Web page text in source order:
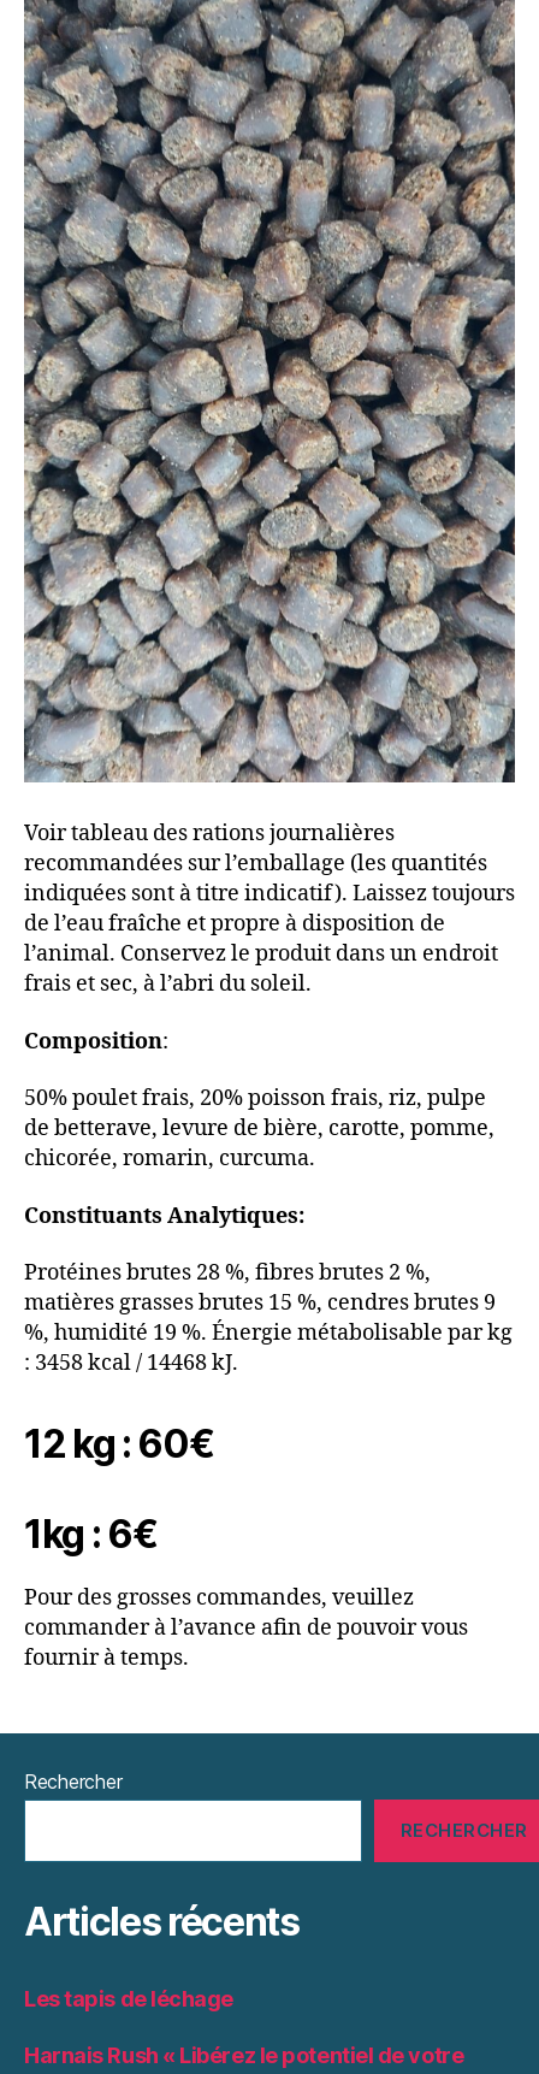
Voir tableau des rations journalières
recommandées sur l’emballage (les quantités
indiquées sont à titre indicatif). Laissez toujours
de l’eau fraîche et propre à disposition de
l’animal. Conservez le produit dans un endroit
frais et sec, à l’abri du soleil.
Composition:
50% poulet frais, 20% poisson frais, riz, pulpe
de betterave, levure de bière, carotte, pomme,
chicorée, romarin, curcuma.
Constituants Analytiques:
Protéines brutes 28 %, fibres brutes 2 %,
matières grasses brutes 15 %, cendres brutes 9
%, humidité 19 %. Énergie métabolisable par kg
: 3458 kcal / 14468 kJ.
12 kg : 60€
1kg : 6€
Pour des grosses commandes, veuillez
commander à l’avance afin de pouvoir vous
fournir à temps.
Rechercher
RECHERCHER
Articles récents
Les tapis de léchage
Harnais Rush « Libérez le potentiel de votre